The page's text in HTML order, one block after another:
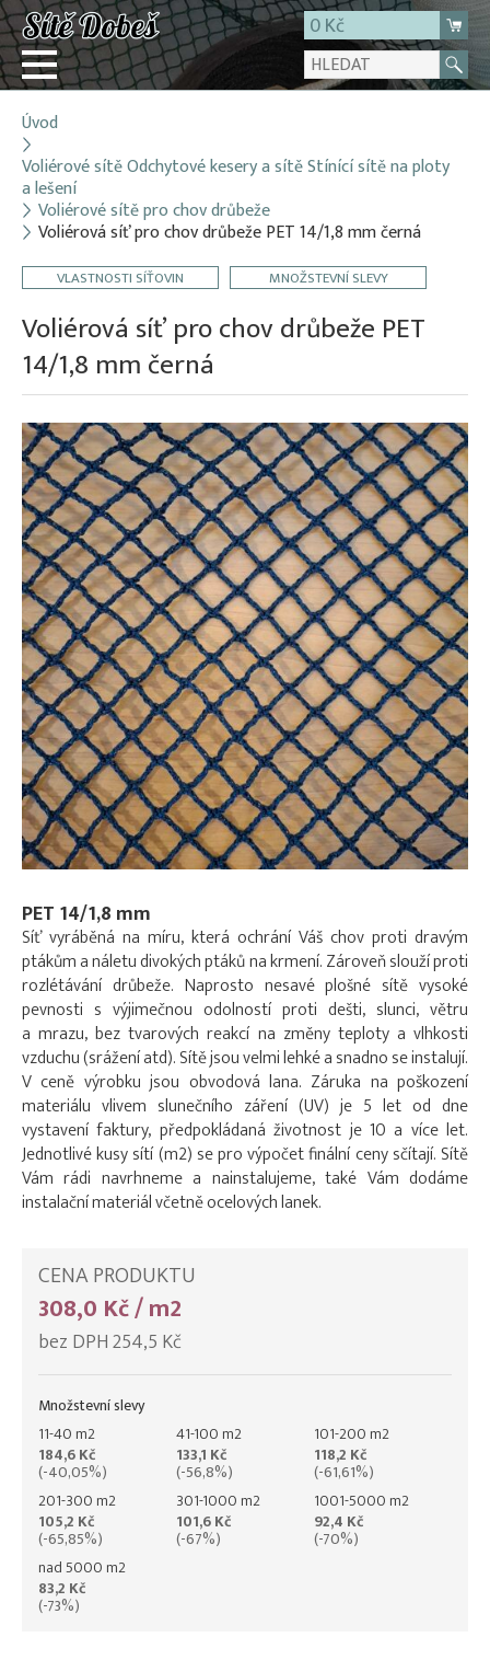
0 Kč
Registrace
E-shop
O firmě
Kontakt
Úvod
Voliérové sítě Odchytové kesery a sítě Stínící sítě na ploty
a lešení
Voliérové sítě pro chov drůbeže
Voliérová síť pro chov drůbeže PET 14/1,8 mm černá
VLASTNOSTI SÍŤOVIN MNOŽSTEVNÍ SLEVY
Voliérová síť pro chov drůbeže PET
14/1,8 mm černá
PET 14/1,8 mm
Síť vyráběná na míru, která ochrání Váš chov proti dravým
ptákům a náletu divokých ptáků na krmení. Zároveň slouží proti
rozlétávání drůbeže. Naprosto nesavé plošné sítě vysoké
pevnosti s výjimečnou odolností proti dešti, slunci, větru
a mrazu, bez tvarových reakcí na změny teploty a vlhkosti
vzduchu (srážení atd). Sítě jsou velmi lehké a snadno se instalují.
V ceně výrobku jsou obvodová lana. Záruka na poškození
materiálu vlivem slunečního záření (UV) je 5 let od dne
vystavení faktury, předpokládaná životnost je 10 a více let.
Jednotlivé kusy sítí (m2) se pro výpočet finální ceny sčítají. Sítě
Vám rádi navrhneme a nainstalujeme, také Vám dodáme
instalační materiál včetně ocelových lanek.
CENA PRODUKTU
308,0 Kč / m2
bez DPH 254,5 Kč
Množstevní slevy
11-40 m2
184,6 Kč
(-40,05%)
41-100 m2
133,1 Kč
(-56,8%)
101-200 m2
118,2 Kč
(-61,61%)
201-300 m2
105,2 Kč
(-65,85%)
301-1000 m2
101,6 Kč
(-67%)
1001-5000 m2
92,4 Kč
(-70%)
nad 5000 m2
83,2 Kč
(-73%)